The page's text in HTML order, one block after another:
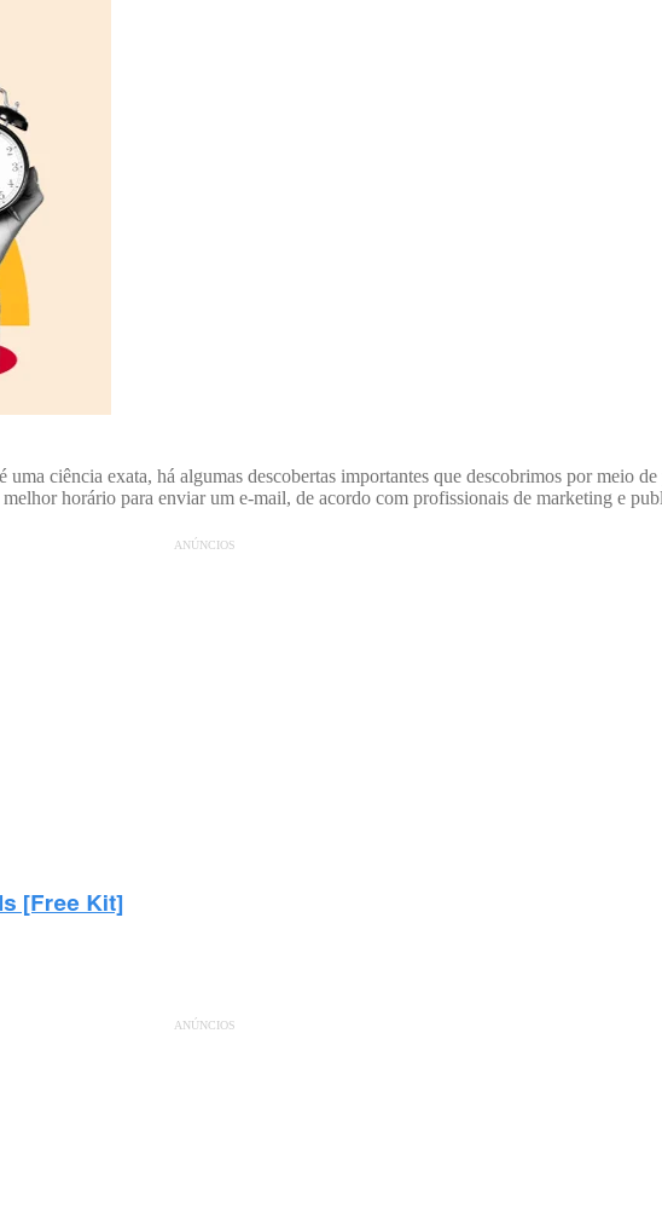
uma ciência exata, há algumas descobertas importantes que descobrimos por meio
horário para enviar um e-mail, de acordo com profissionais de marketing e
ANÚNCIOS
ANÚNCIOS